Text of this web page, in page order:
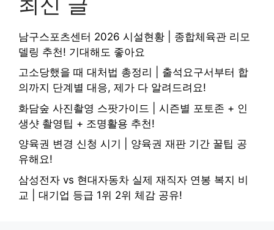
남구스포츠센터 2026 시설현황 | 종합체육관 리모
델링 추천! 기대해도 좋아요
고소당했을 때 대처법 총정리 | 출석요구서부터 합
의까지 단계별 대응, 제가 다 알려드려요!
화담숲 사진촬영 스팟가이드 | 시즌별 포토존 + 인
생샷 촬영팁 + 조명활용 추천!
양육권 변경 신청 시기 | 양육권 재판 기간 꿀팁 공
유해요!
삼성전자 vs 현대자동차 실제 재직자 연봉 복지 비
교 | 대기업 등급 1위 2위 체감 공유!